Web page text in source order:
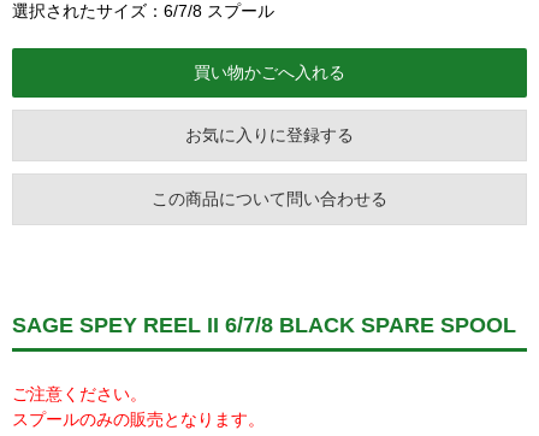
選択されたサイズ：6/7/8 スプール
お気に入りに登録する
この商品について問い合わせる
SAGE SPEY REEL II 6/7/8 BLACK SPARE SPOOL
ご注意ください。
スプールのみの販売となります。